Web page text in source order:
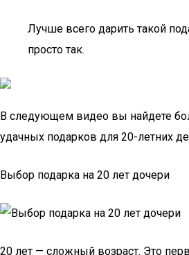
Лучше всего дарить такой
просто так.
В следующем видео вы найдете
удачных подарков для 20-летних
Выбор подарка на 20 лет дочери
20 лет — сложный возраст. Это